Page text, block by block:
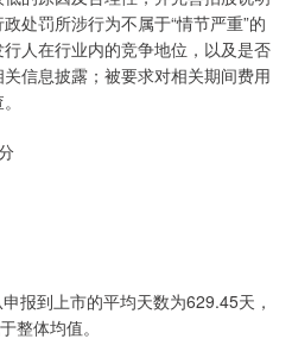
处罚所涉行为不属于“情节严重”的
人在行业内的竞争地位，以及是否
信息披露；被要求对相关期间费用
到上市的平均天数为629.45天，
整体均值。